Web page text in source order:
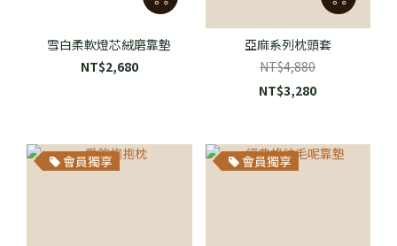
雪白柔軟燈芯絨磨靠墊
NT$2,680
亞麻系列枕頭套
NT$4,880
NT$3,280
會員獨享 會員獨享